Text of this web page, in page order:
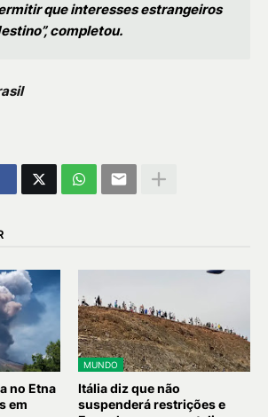
que interesses estrangeiros
completou.
no Etna
em
MUNDO
Itália diz que não
suspenderá restrições e